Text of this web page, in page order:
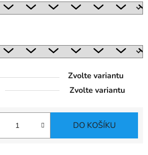
Zvolte variantu
Zvolte variantu
DO KOŠÍKU